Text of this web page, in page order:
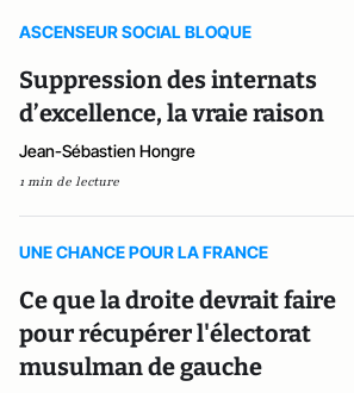
ASCENSEUR SOCIAL BLOQUE
Suppression des internats
d’excellence, la vraie raison
Jean-Sébastien Hongre
1 min de lecture
UNE CHANCE POUR LA FRANCE
Ce que la droite devrait faire
pour récupérer l'électorat
musulman de gauche